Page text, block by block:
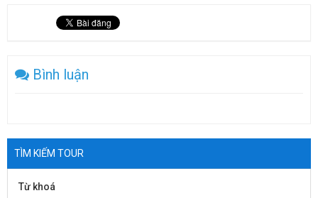
Bình luận
TÌM KIẾM TOUR
Từ khoá